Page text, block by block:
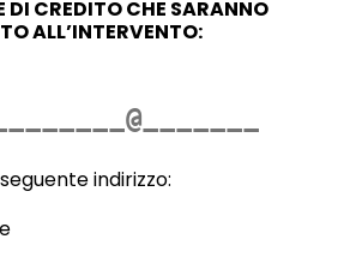
DI CREDITO CHE SARANNO
ALL’INTERVENTO:
indirizzo: